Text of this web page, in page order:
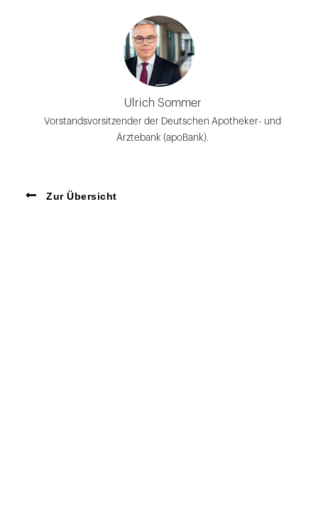
Ulrich Sommer
Vorstandsvorsitzender der Deutschen Apotheker- und
Ärztebank (apoBank).
Zur Übersicht